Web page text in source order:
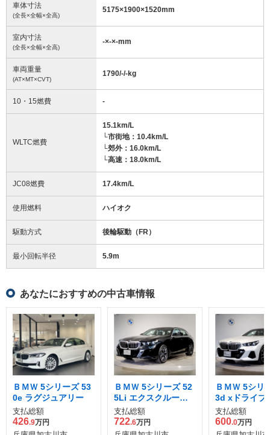
車体寸法
(全長×全幅×全高)
5175×1900×1520mm
室内寸法
(全長×全幅×全高)
-×-×-mm
車両重量
(AT×MT×CVT)
1790/-/-kg
10・15燃費 -
WLTC燃費
15.1km/L
└市街地：10.4km/L
└郊外：16.0km/L
└高速：18.0km/L
JC08燃費 17.4km/L
使用燃料 ハイオク
駆動方式 後輪駆動（FR）
最小回転半径 5.9m
あなたにおすすめの中古車情報
ＢＭＷ 5シリーズ 53
0e ラグジュアリー
支払総額
426.9万円
ＢＭＷ 5シリーズ 52
5Li エクスクルーシ
ブ Mスポーツ
支払総額
722.6万円
ＢＭＷ 5シリ
3d xドライブ
ーツ ディー
ボ 4WD
支払総額
600.0万円